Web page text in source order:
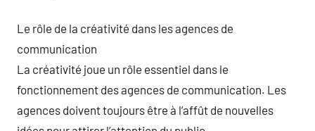
Le rôle de la créativité dans les agences de
communication
La créativité joue un rôle essentiel dans le
fonctionnement des agences de communication. Les
agences doivent toujours être à l’affût de nouvelles